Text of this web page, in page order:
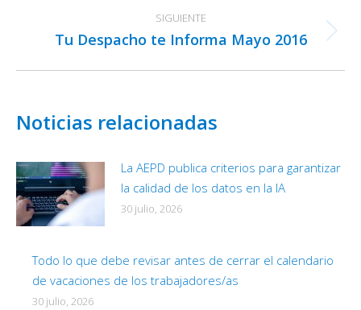
SIGUIENTE
Publicación
Tu Despacho te Informa Mayo 2016
Noticias relacionadas
La AEPD publica criterios para garantizar
la calidad de los datos en la IA
30 julio, 2026
Todo lo que debe revisar antes de cerrar el calendario
de vacaciones de los trabajadores/as
30 julio, 2026